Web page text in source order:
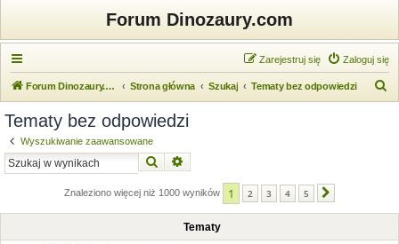
Forum Dinozaury.com
Zaloguj się
Zarejestruj się
Forum Dinozaury.com Strona główna Szukaj Tematy bez odpowiedzi
Tematy bez odpowiedzi
Wyszukiwanie zaawansowane
Szukaj
Znaleziono więcej niż 1000 wyników 1 2 3 4 5
Tematy